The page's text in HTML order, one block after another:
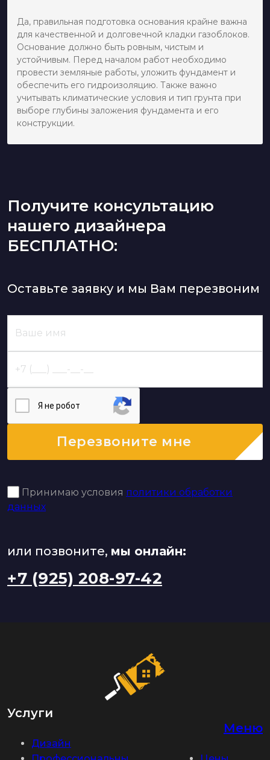
Да, правильная подготовка основания крайне важна
для качественной и долговечной кладки газоблоков.
Основание должно быть ровным, чистым и
устойчивым. Перед началом работ необходимо
провести земляные работы, уложить фундамент и
обеспечить его гидроизоляцию. Также важно
учитывать климатические условия и тип грунта при
выборе глубины заложения фундамента и его
конструкции.
Получите консультацию
нашего дизайнера
БЕСПЛАТНО:
Оставьте заявку и мы Вам перезвоним
Я нe poбoт
Перезвоните мне
Принимаю условия политики обработки
данных
или позвоните, мы онлайн:
+7 (925) 208-97-42
Услуги
Дизайн
Меню